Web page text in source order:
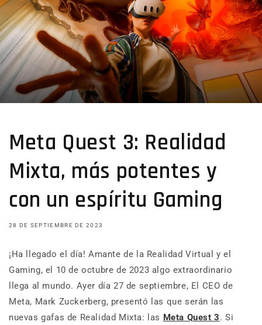
Meta Quest 3: Realidad
Mixta, más potentes y
con un espíritu Gaming
28 DE SEPTIEMBRE DE 2023
¡Ha llegado el día! Amante de la Realidad Virtual y el
Gaming, el 10 de octubre de 2023 algo extraordinario
llega al mundo. Ayer día 27 de septiembre, El CEO de
Meta, Mark Zuckerberg, presentó las que serán las
nuevas gafas de Realidad Mixta: las Meta Quest 3. Si